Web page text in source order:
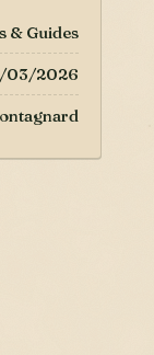
& Guides
03/2026